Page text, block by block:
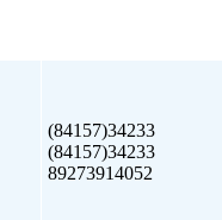
(84157)34233
(84157)34233
89273914052